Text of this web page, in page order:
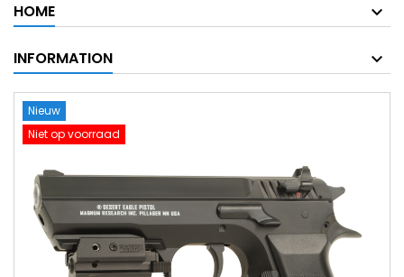
HOME
INFORMATION
Nieuw
Niet op voorraad